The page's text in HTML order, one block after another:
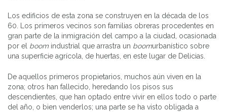
Los edificios de esta zona se construyen en la década de los
60. Los primeros vecinos son familias obreras procedentes en
gran parte de la inmigración del campo a la ciudad, ocasionada
por el boom industrial que arrastra un boomurbanístico sobre
una superficie agrícola, de huertas, en este lugar de Delicias.
De aquellos primeros propietarios, muchos aún viven en la
zona; otros han fallecido, heredando los pisos sus
descendientes, que han optado entre vivir en ellos todo o parte
del año, o bien venderlos; una parte se ha visto obligada a